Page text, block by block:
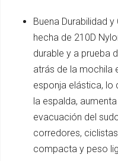
Buena Durabilidad
hecha de 210D
durable y a prueba
atrás de la mochila
esponja elástica,
la espalda,
evacuación del
corredores,
compacta y peso